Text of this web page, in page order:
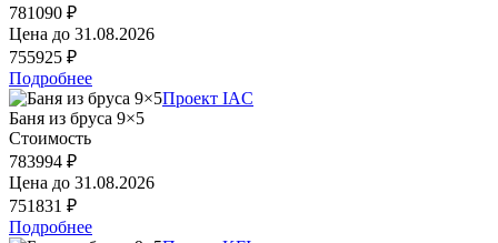
781090 ₽
Цена до 31.08.2026
755925 ₽
Подробнее
Проект IAC
Баня из бруса 9×5
Стоимость
783994 ₽
Цена до 31.08.2026
751831 ₽
Подробнее